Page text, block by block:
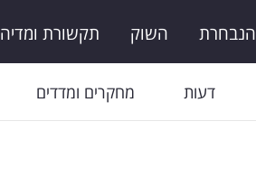
הנבחרת השוק תקשורת ומדיה
דעות מחקרים ומדדים